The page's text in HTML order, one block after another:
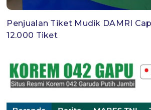
Penjualan Tiket Mudik DAMRI
12.000 Tiket